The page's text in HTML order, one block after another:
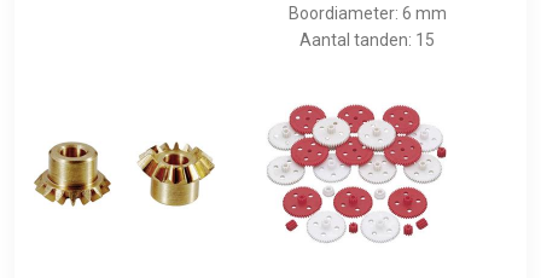
Boordiameter: 6 mm
Aantal tanden: 15